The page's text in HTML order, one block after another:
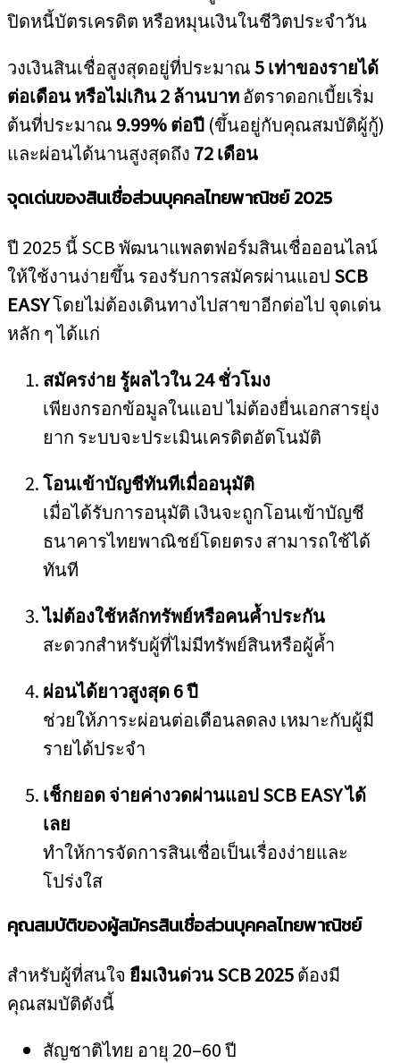
ปิดหนี้บัตรเครดิต หรือหมุนเงินในชีวิตประจำวัน
วงเงินสินเชื่อสูงสุดอยู่ที่ประมาณ5 เท่าของรายได้
ต่อเดือน หรือไม่เกิน 2 ล้านบาทอัตราดอกเบี้ยเริ่ม
ต้นที่ประมาณ 9.99% ต่อปี (ขึ้นอยู่กับคุณสมบัติผู้กู้)
และผ่อนได้นานสูงสุดถึง 72 เดือน
จุดเด่นของสินเชื่อส่วนบุคคลไทยพาณิชย์ 2025
ปี 2025 นี้ SCB พัฒนาแพลตฟอร์มสินเชื่อออนไลน์
ให้ใช้งานง่ายขึ้น รองรับการสมัครผ่านแอป SCB
EASYโดยไม่ต้องเดินทางไปสาขาอีกต่อไป จุดเด่น
หลัก ๆ ได้แก่
สมัครง่าย รู้ผลไวใน 24 ชั่วโมง
เพียงกรอกข้อมูลในแอป ไม่ต้องยื่นเอกสารยุ่ง
ยาก ระบบจะประเมินเครดิตอัตโนมัติ
โอนเข้าบัญชีทันทีเมื่ออนุมัติ
เมื่อได้รับการอนุมัติ เงินจะถูกโอนเข้าบัญชี
ธนาคารไทยพาณิชย์โดยตรง สามารถใช้ได้
ทันที
ไม่ต้องใช้หลักทรัพย์หรือคนค้ำประกัน
สะดวกสำหรับผู้ที่ไม่มีทรัพย์สินหรือผู้ค้ำ
ผ่อนได้ยาวสูงสุด 6 ปี
ช่วยให้ภาระผ่อนต่อเดือนลดลง เหมาะกับผู้มี
รายได้ประจำ
เช็กยอด จ่ายค่างวดผ่านแอป SCB EASY ได้
เลย
ทำให้การจัดการสินเชื่อเป็นเรื่องง่ายและ
โปร่งใส
คุณสมบัติของผู้สมัครสินเชื่อส่วนบุคคลไทยพาณิชย์
สำหรับผู้ที่สนใจ ยืมเงินด่วน SCB 2025ต้องมี
คุณสมบัติดังนี้
สัญชาติไทย อายุ 20–60 ปี